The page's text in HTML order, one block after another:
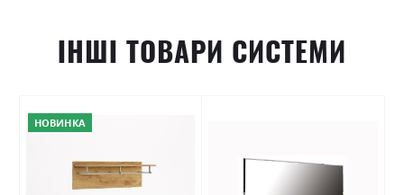
ІНШІ ТОВАРИ СИСТЕМИ
НОВИНКА